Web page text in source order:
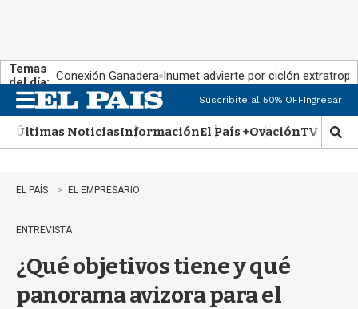
Temas
del día: Conexión Ganadera Inumet advierte por ciclón
n
u
Suscribite al 50% OFFIngresar
Últimas NoticiasInformaciónEl País +OvaciónTV Show
M
o
EL PAÍS EL EMPRESARIO
ENTREVISTA
¿Qué objetivos tiene y qué
panorama avizora para el